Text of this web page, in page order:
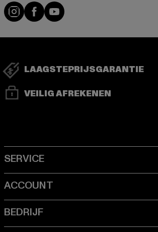
Visit our Instagram page:
Visit our Facebook page:
Visit our YouTube channel:
LAAGSTEPRIJSGARANTIE
VEILIG AFREKENEN